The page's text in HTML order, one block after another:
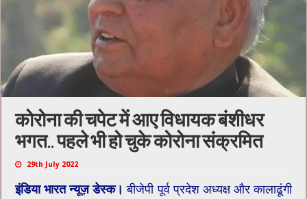
कोरोना की चपेट में आए विधायक बंशीधर
भगत.. पहले भी हो चुके कोरोना संक्रमित
29th July 2022
इंडिया भारत न्यूज़ डेस्क। बीजेपी पूर्व प्रदेश अध्यक्ष और कालाढूंगी